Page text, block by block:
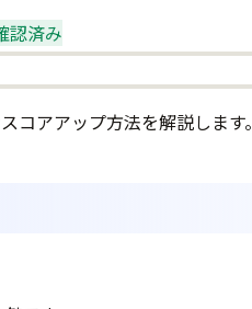
認済み
コアアップ方法を解説します。